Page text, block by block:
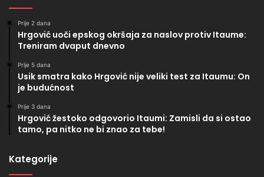
Prije 2 dana
Hrgović uoči epskog okršaja za naslov protiv Itaume:
Treniram dvaput dnevno
Prije 5 dana
Usik smatra kako Hrgović nije veliki test za Itaumu: On
je budućnost
Prije 3 dana
Hrgović žestoko odgovorio Itaumi: Zamisli da si ostao
tamo, pa nitko ne bi znao za tebe!
Kategorije